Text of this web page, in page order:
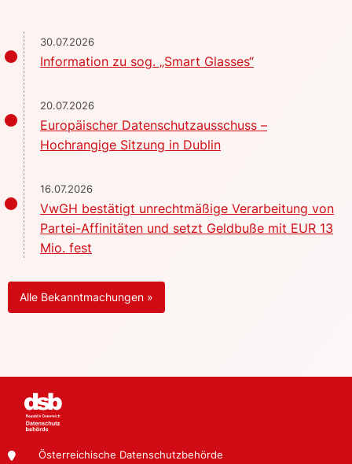
30.07.2026
Information zu sog. „Smart Glasses“
20.07.2026
Europäischer Datenschutzausschuss –
Hochrangige Sitzung in Dublin
16.07.2026
VwGH bestätigt unrechtmäßige Verarbeitung von
Partei-Affinitäten und setzt Geldbuße mit EUR 13
Mio. fest
Alle Bekanntmachungen »
Österreichische Datenschutzbehörde